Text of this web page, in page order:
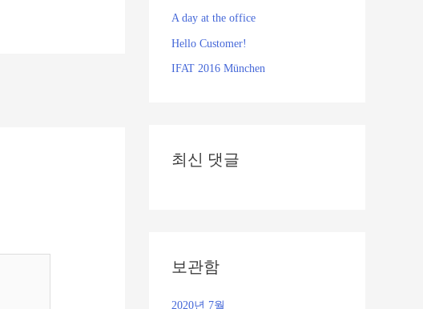
A day at the office
Hello Customer!
IFAT 2016 München
최신 댓글
보관함
2020년 7월